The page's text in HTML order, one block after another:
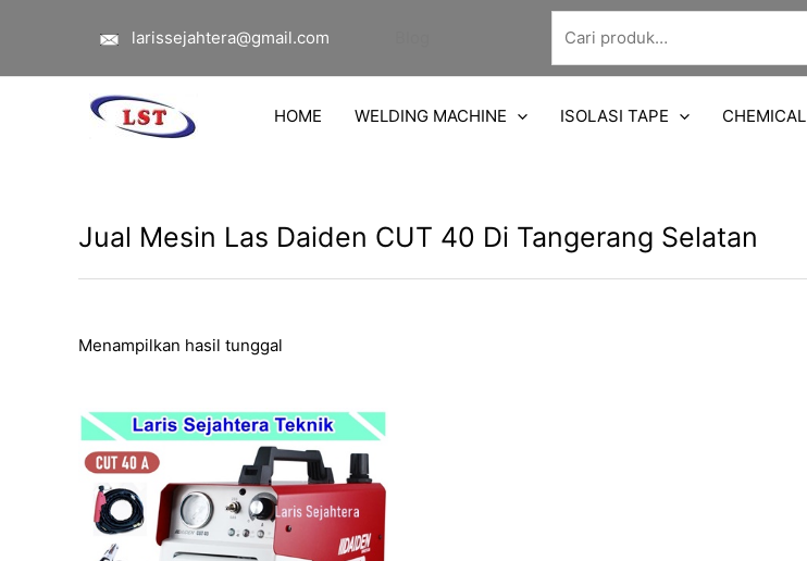
larissejahtera@gmail.com
Pencarian
untuk:
HOME WELDING MACHINE ISOLASI TAPE CHEMICAL
Jual Mesin Las Daiden CUT 40 Di Tangerang Selatan
Menampilkan hasil tunggal